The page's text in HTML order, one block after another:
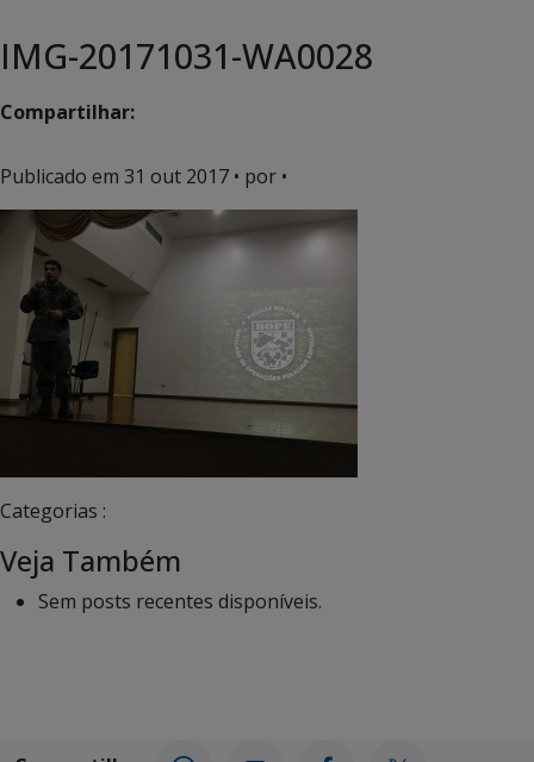
IMG-20171031-WA0028
Compartilhar:
Publicado em 31 out 2017 • por •
Categorias :
Veja Também
Sem posts recentes disponíveis.